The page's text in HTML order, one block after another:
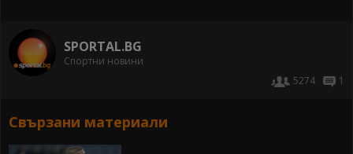
SPORTAL.BG
Спортни новини
5274
1
Свързани материали